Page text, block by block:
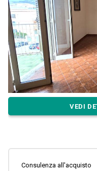
VEDI
Consulenza all'acquisto